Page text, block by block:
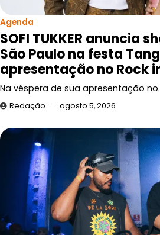
Agenda
SOFI TUKKER anuncia
São Paulo na festa
apresentação no Rock
Na véspera de sua apresentação
Redação agosto 5, 2026